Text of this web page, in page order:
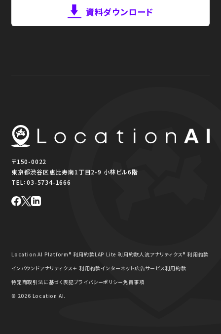
資料ダウンロード
〒150-0022
東京都渋谷区恵比寿南1丁目2-9 小林ビル6階
TEL：03-5734-1666
Location AI Platform® 利用約款LAP Lite 利用約款人流アナリティクス® 利用約款
インバウンドアナリティクス＋ 利用約款インターネット広告サービス利用約款
特定商取引法に基づく表記プライバシーポリシー免責事項
© 2026 Location AI.